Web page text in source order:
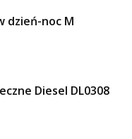
dzień-noc M
Diesel DL0308